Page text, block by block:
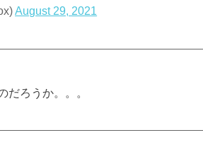
August 29, 2021
だろうか。。。